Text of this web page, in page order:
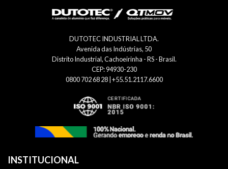
DUTOTEC INDUSTRIAL LTDA.
Avenida das Indústrias, 50
Distrito Industrial, Cachoeirinha - RS - Brasil.
CEP: 94930-230
0800 702 68 28 | +55.51.2117.6600
INSTITUCIONAL